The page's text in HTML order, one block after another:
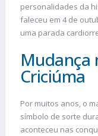
personalidades da
faleceu em 4 de
uma parada
Mudança
Criciúma
Por muitos anos, o
símbolo de sorte
aconteceu nas